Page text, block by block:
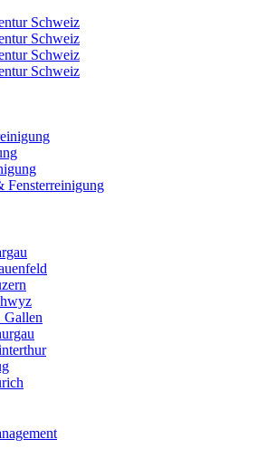
Fensterreinigung
Gallen